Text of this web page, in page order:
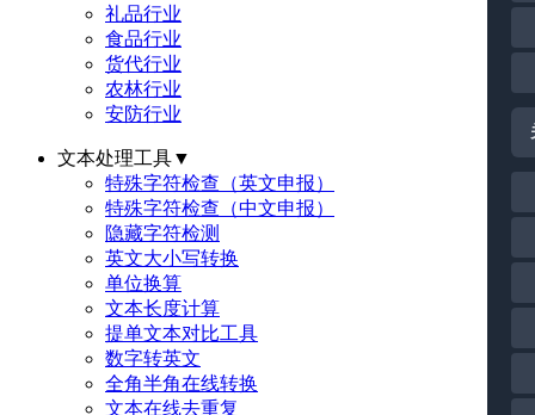
礼品行业
食品行业
货代行业
农林行业
安防行业
文本处理工具▼
特殊字符检查（英文申报）
特殊字符检查（中文申报）
隐藏字符检测
英文大小写转换
单位换算
文本长度计算
提单文本对比工具
数字转英文
全角半角在线转换
文本在线去重复